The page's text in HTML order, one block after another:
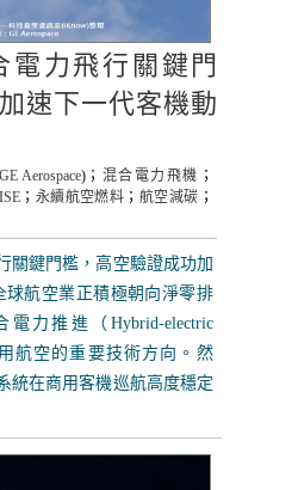
電力飛行關鍵門
速下一代客機動
Aerospace)； 混合電力飛機 ；
； 永續航空燃料 ； 航空減碳 ；
關鍵門檻，高空驗證成功加
航空業正積極朝向淨零排
力推進（Hybrid-electric
航空的重要技術方向。然
統在商用客機巡航高度穩定